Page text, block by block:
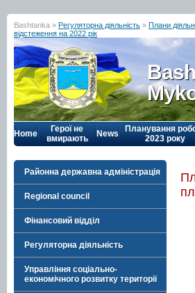
Bashtanka » Регуляторна діяльність » Плани
відстеження на 2022 рік
Home
Герої не
вмирають
News
Планування
2023 року
Районна державна адміністрація
Regional council
Фінансовий відділ
Регуляторна діяльність
Управління соціально-
економічного розвитку території